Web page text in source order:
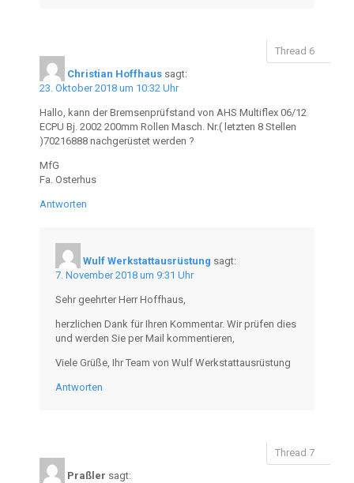
Christian Hoffhaus sagt:
23. Oktober 2018 um 10:32 Uhr
Hallo, kann der Bremsenprüfstand von AHS Multiflex 06/12
ECPU Bj. 2002 200mm Rollen Masch. Nr.( letzten 8 Stellen
)70216888 nachgerüstet werden ?
MfG
Fa. Osterhus
Antworten
Wulf Werkstattausrüstung sagt:
7. November 2018 um 9:31 Uhr
Sehr geehrter Herr Hoffhaus,
herzlichen Dank für Ihren Kommentar. Wir prüfen dies
und werden Sie per Mail kommentieren,
Viele Grüße, Ihr Team von Wulf Werkstattausrüstung
Antworten
Praßler sagt: